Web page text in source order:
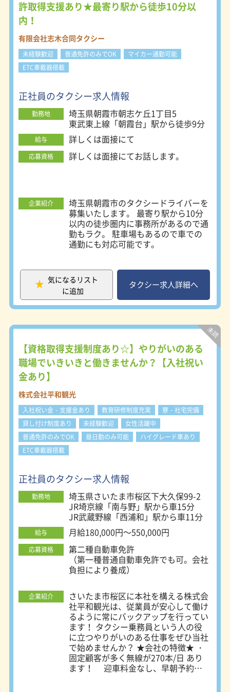
乗務員を第一に考えた経営方針となっ
フ部、野球部等）も盛んに行われてお
り、乗務員同士の交流も盛んです。
【車両環境】 全車両クラウン スーパ
ーデラックスですが、現在ジャパンタ
クシー導入中です。令和5年中には
す。 また、日本で初めてドライブレ
コーダーを開発した会社であり、全車
の前方と車内にドライブレコーダー設
置済みで、カーナビ・バックモニター
も全車装着済みです。もちろん、コロ
ナ対策もしております！全車大型L字
防犯ガラスにオゾン発生器のニューノ
います。 二種免許取得の費用は会社
が全額負担します。(規定あり) もちろ
ん研修中も10,000円/日（交通費込）
の手当を支給しています。
許取得支援あり★最寄り駅から徒歩10分以
内！
有限会社志木合同タクシー
未経験歓迎 普通免許のみでOK
マイカー通勤可能
ETC車載器搭載
正社員のタクシー求人情報
勤務地
埼玉県朝霞市朝志ケ丘1丁目5
東武東上線「朝霞台」駅から徒歩9分
給与 詳しくは面接にて
応募資格 詳しくは面接にてお話します。
企業紹介
埼玉県朝霞市のタクシードライバーを
募集いたします。 最寄り駅から10分
以内の徒歩圏内に事務所があるので通
勤もラク。 駐車場もあるので車での
通勤にも対応可能です。
気になるリスト
に追加
タクシー求人詳細へ
【資格取得支援制度あり☆】やりがいのある
職場でいきいきと働きませんか？【入社祝い
金あり】
株式会社平和観光
入社祝い金・支援金あり 教育研修制度充実
寮・社宅完備
貸し付け制度あり
未経験歓迎
女性活躍中
普通免許のみでOK
昼日勤のみ可能
ハイグレード車あり
ETC車載器搭載
正社員のタクシー求人情報
勤務地
埼玉県さいたま市桜区下大久保99-2
JR埼京線「南与野」駅から車15分
JR武蔵野線「西浦和」駅から車11分
給与 月給180,000円～550,000円
応募資格
第二種自動車免許
（第一種普通自動車免許でも可。会社
負担により養成）
■経験不問
■年齢不問
企業紹介
さいたま市桜区に本社を構える株式会
社平和観光は、従業員が安心して働け
るように常にバックアップを行ってい
ます！ タクシー乗務員という人の役
に立つやりがいのある仕事をぜひ当社
で始めませんか？ ★会社の特徴★ ・
固定顧客が多く無線が270本/日 あり
ます！ 迎車料金なし、早朝予約可